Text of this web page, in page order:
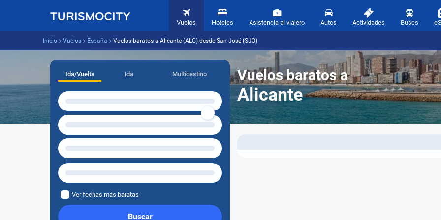
Vuelos Hoteles Asistencia al viajero Autos Actividades Buses
Inicio Vuelos España Vuelos baratos a Alicante (ALC) desde San José (SJO)
Vuelos baratos a
Alicante
Ida/Vuelta Ida Multidestino
Ver fechas más baratas
Buscar